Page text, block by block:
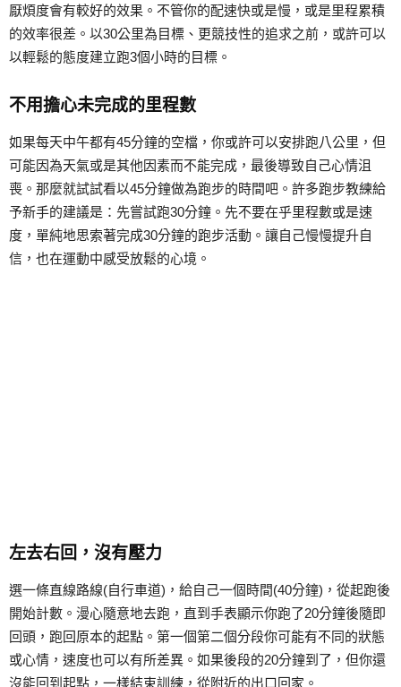
厭煩度會有較好的效果。不管你的配速快或是慢，或是里程累積
的效率很差。以30公里為目標、更競技性的追求之前，或許可以
以輕鬆的態度建立跑3個小時的目標。
不用擔心未完成的里程數
如果每天中午都有45分鐘的空檔，你或許可以安排跑八公里，但
可能因為天氣或是其他因素而不能完成，最後導致自己心情沮
喪。那麼就試試看以45分鐘做為跑步的時間吧。許多跑步教練給
予新手的建議是：先嘗試跑30分鐘。先不要在乎里程數或是速
度，單純地思索著完成30分鐘的跑步活動。讓自己慢慢提升自
信，也在運動中感受放鬆的心境。
左去右回，沒有壓力
選一條直線路線(自行車道)，給自己一個時間(40分鐘)，從起跑後
開始計數。漫心隨意地去跑，直到手表顯示你跑了20分鐘後隨即
回頭，跑回原本的起點。第一個第二個分段你可能有不同的狀態
或心情，速度也可以有所差異。如果後段的20分鐘到了，但你還
沒能回到起點，一樣結束訓練，從附近的出口回家。